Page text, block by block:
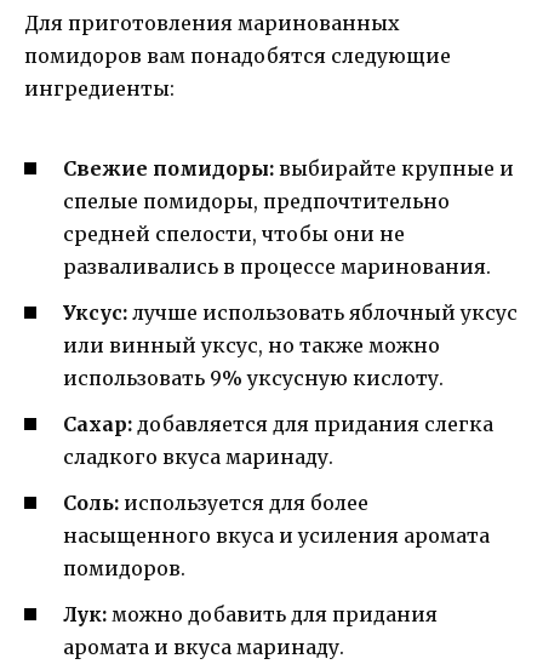
Для приготовления маринованных
помидоров вам понадобятся следующие
ингредиенты:
Свежие помидоры: выбирайте крупные и
спелые помидоры, предпочтительно
средней спелости, чтобы они не
разваливались в процессе маринования.
Уксус: лучше использовать яблочный уксус
или винный уксус, но также можно
использовать 9% уксусную кислоту.
Сахар: добавляется для придания слегка
сладкого вкуса маринаду.
Соль: используется для более
насыщенного вкуса и усиления аромата
помидоров.
Лук: можно добавить для придания
аромата и вкуса маринаду.